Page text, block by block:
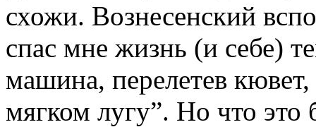
схожи. Вознесенский
спас мне жизнь (и себе)
машина, перелетев
мягком лугу”. Но что это